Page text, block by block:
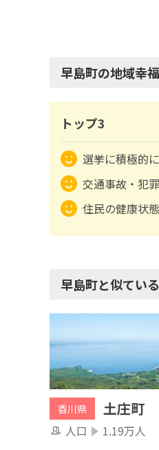
早島町の地域幸
トップ3
選挙に積極的
交通事故・犯
住民の健康状
早島町と似てい
香川県 土庄町
人口 1.19万人